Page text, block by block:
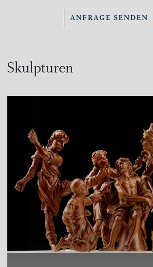
ANFRAGE SENDEN
Skulpturen